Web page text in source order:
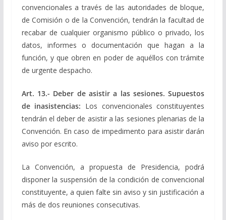
convencionales a través de las autoridades de bloque,
de Comisión o de la Convención, tendrán la facultad de
recabar de cualquier organismo público o privado, los
datos, informes o documentación que hagan a la
función, y que obren en poder de aquéllos con trámite
de urgente despacho.
Art. 13.- Deber de asistir a las sesiones. Supuestos
de inasistencias: Los convencionales constituyentes
tendrán el deber de asistir a las sesiones plenarias de la
Convención. En caso de impedimento para asistir darán
aviso por escrito.
La Convención, a propuesta de Presidencia, podrá
disponer la suspensión de la condición de convencional
constituyente, a quien falte sin aviso y sin justificación a
más de dos reuniones consecutivas.